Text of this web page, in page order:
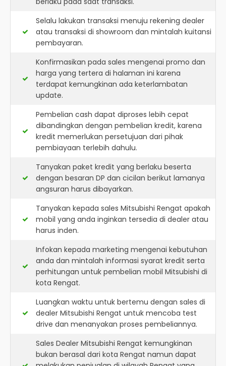
Selalu lakukan transaksi menuju rekening dealer
atau transaksi di showroom dan mintalah kuitansi
pembayaran.
Konfirmasikan pada sales mengenai promo dan
harga yang tertera di halaman ini karena
terdapat kemungkinan ada keterlambatan
update.
Pembelian cash dapat diproses lebih cepat
dibandingkan dengan pembelian kredit, karena
kredit memerlukan persetujuan dari pihak
pembiayaan terlebih dahulu.
Tanyakan paket kredit yang berlaku beserta
dengan besaran DP dan cicilan berikut lamanya
angsuran harus dibayarkan.
Tanyakan kepada sales Mitsubishi Rengat apakah
mobil yang anda inginkan tersedia di dealer atau
harus inden.
Infokan kepada marketing mengenai kebutuhan
anda dan mintalah informasi syarat kredit serta
perhitungan untuk pembelian mobil Mitsubishi di
kota Rengat.
Luangkan waktu untuk bertemu dengan sales di
dealer Mitsubishi Rengat untuk mencoba test
drive dan menanyakan proses pembeliannya.
Sales Dealer Mitsubishi Rengat kemungkinan
bukan berasal dari kota Rengat namun dapat